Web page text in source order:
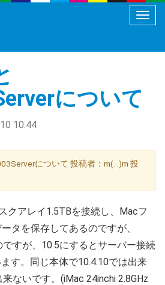
メ
ュ
について
10:44
について 投稿者：m(. .)m 投
クアレイ1.5TBを接続し、Macフ
タを保存してあるのですが、
すが、10.5にするとサーバー接続
す。同じ本体で10.4.10では出来
ないです。(iMac 24inchi 2.8GHz